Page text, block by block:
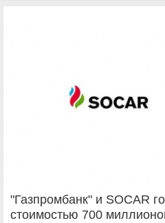
"Газпромбанк" и SOCAR
стоимостью 700